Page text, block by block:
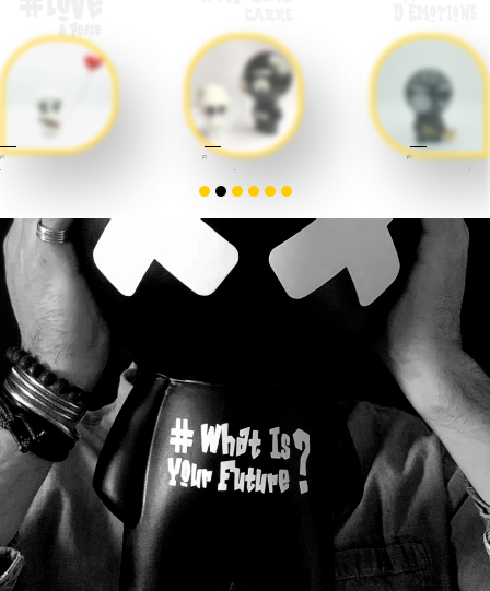
2021
plâtre, bois & acrylique
2021
plâtre, PLA & acrylique
2021
plâtre, PLA & acrylique